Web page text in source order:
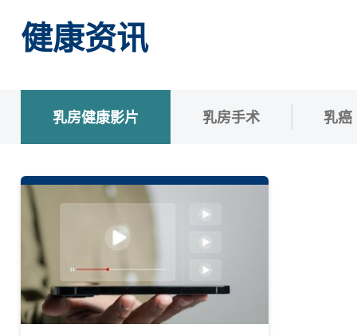
健康资讯
乳房健康影片 乳房手术 乳癌